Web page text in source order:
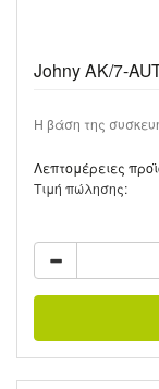
Johny AK/7-
Η βάση της
Λεπτομέρειες
Τιμή πώλησης: